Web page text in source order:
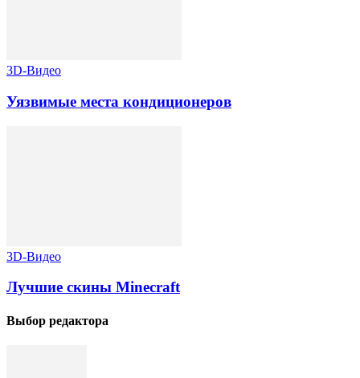
3D-Видео
Уязвимые места кондиционеров
3D-Видео
Лучшие скины Minecraft
Выбор редактора